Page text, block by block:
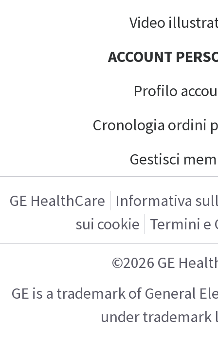
Video
ACCOUNT
Profilo
Cronologia ordini
Gestisci
GE HealthCare
Informativa
sui cookie Termini e
©2026 GE
GE is a trademark of General
under trademark